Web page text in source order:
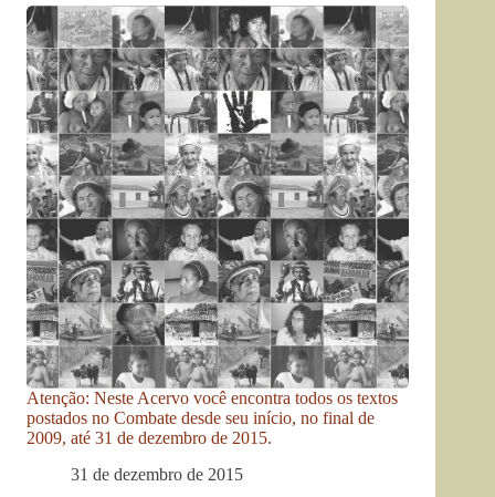
Atenção: Neste Acervo você encontra todos os textos
postados no Combate desde seu início, no final de
2009, até 31 de dezembro de 2015.
31 de dezembro de 2015